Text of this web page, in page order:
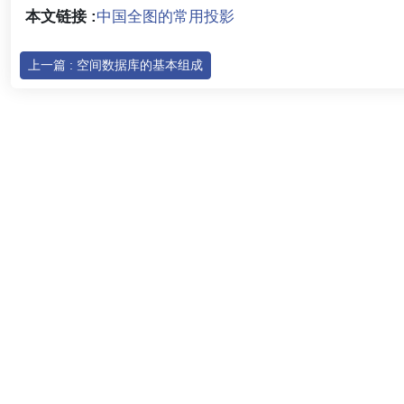
本文链接 :中国全图的常用投影
上一篇 : 空间数据库的基本组成